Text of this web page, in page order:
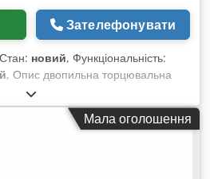
Зателефонувати
новий, Функціональність:
, Опис двопильна торцювальна
Aagor Робоча
висота: 160 мм Поворотна: так
алюмінію наявна Обмежувач
Розетка для зовнішнього
пристрій для затискання
конвеєр (подача справа)
Мала оголошення